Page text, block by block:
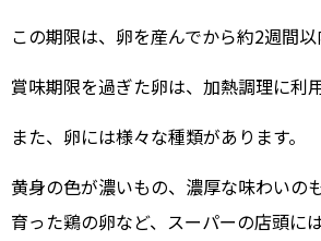
この期限は、卵を産んでから約2週間以
賞味期限を過ぎた卵は、加熱調理に利
また、卵には様々な種類があります。
黄身の色が濃いもの、濃厚な味わいの
育った鶏の卵など、スーパーの店頭に